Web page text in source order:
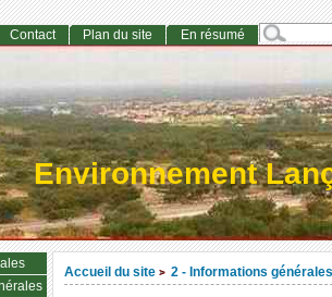
Environnement
Accueil du site > 2 - Informations générales
Contact Plan du site En résumé